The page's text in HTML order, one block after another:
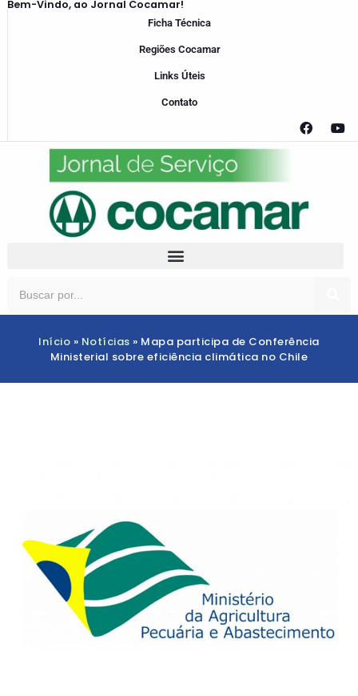
Bem-Vindo, ao Jornal Cocamar!
Ficha Técnica
Regiões Cocamar
Links Úteis
Contato
Início » Notícias » Mapa participa de Conferência
Ministerial sobre eficiência climática no Chile